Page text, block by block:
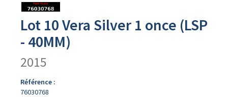
Lot 10 Vera Silver 1 once (LSP
- 40MM)
2015
Référence :
76030768